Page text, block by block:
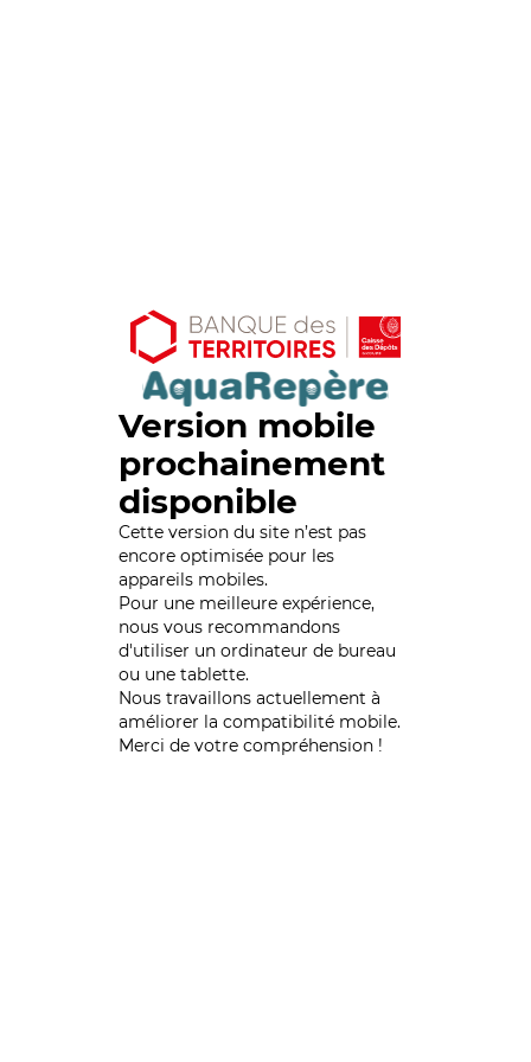
Version mobile
prochainement
disponible
Cette version du site n’est pas
encore optimisée pour les
appareils mobiles.
Pour une meilleure expérience,
nous vous recommandons
d'utiliser un ordinateur de bureau
ou une tablette.
Nous travaillons actuellement à
améliorer la compatibilité mobile.
Merci de votre compréhension !